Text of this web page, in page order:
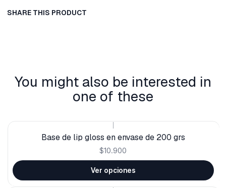
SHARE THIS PRODUCT
You might also be interested in
one of these
Base de lip gloss en envase de 200 grs
$10.900
Ver opciones